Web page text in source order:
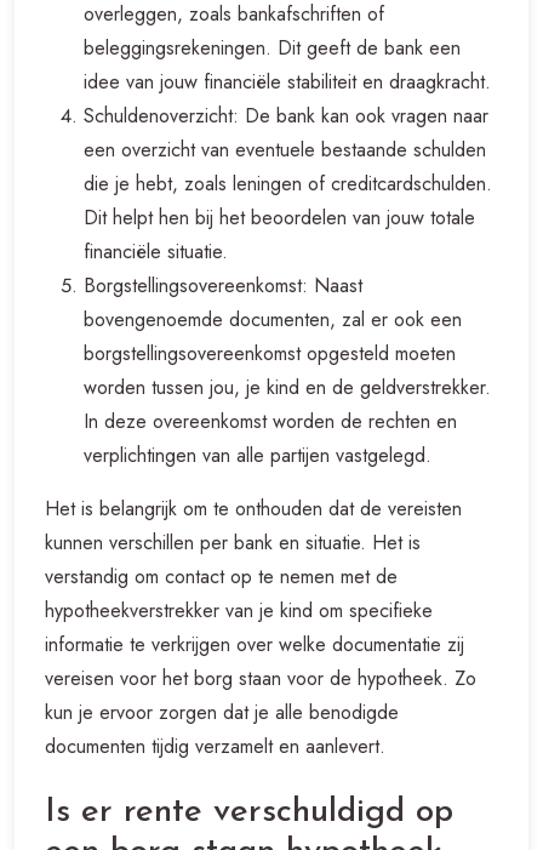
overleggen, zoals bankafschriften of
beleggingsrekeningen. Dit geeft de bank een
idee van jouw financiële stabiliteit en draagkracht.
Schuldenoverzicht: De bank kan ook vragen naar
een overzicht van eventuele bestaande schulden
die je hebt, zoals leningen of creditcardschulden.
Dit helpt hen bij het beoordelen van jouw totale
financiële situatie.
Borgstellingsovereenkomst: Naast
bovengenoemde documenten, zal er ook een
borgstellingsovereenkomst opgesteld moeten
worden tussen jou, je kind en de geldverstrekker.
In deze overeenkomst worden de rechten en
verplichtingen van alle partijen vastgelegd.
Het is belangrijk om te onthouden dat de vereisten
kunnen verschillen per bank en situatie. Het is
verstandig om contact op te nemen met de
hypotheekverstrekker van je kind om specifieke
informatie te verkrijgen over welke documentatie zij
vereisen voor het borg staan voor de hypotheek. Zo
kun je ervoor zorgen dat je alle benodigde
documenten tijdig verzamelt en aanlevert.
Is er rente verschuldigd op